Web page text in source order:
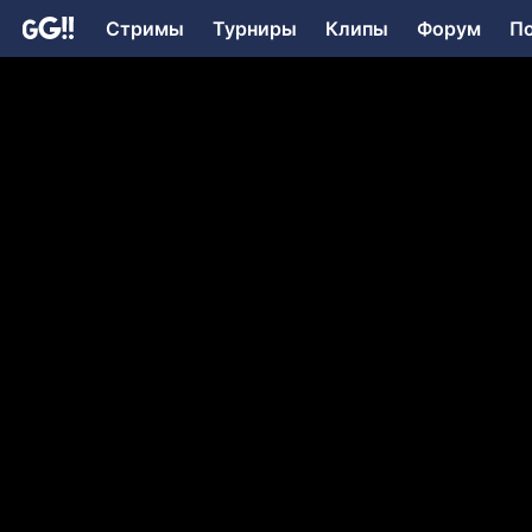
Стримы Турниры Клипы Форум